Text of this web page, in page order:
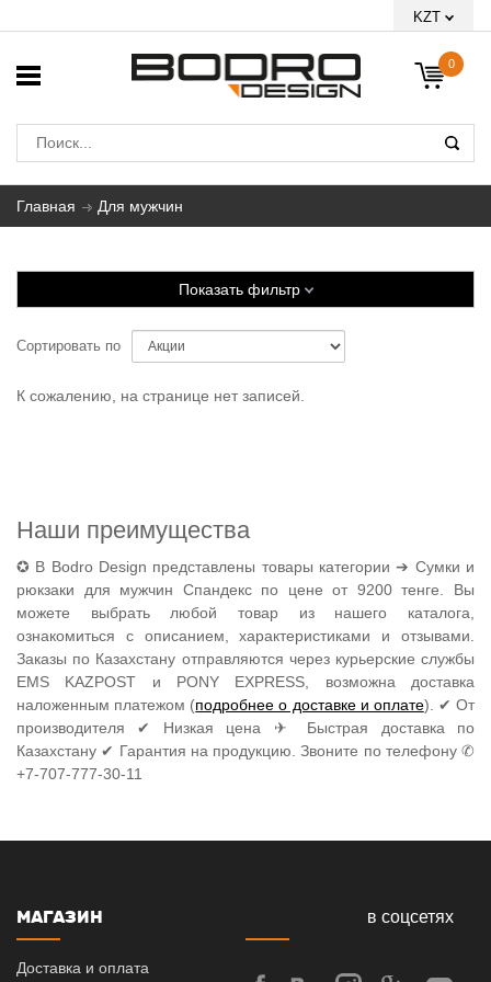
KZT
0
Главная Для мужчин
Показать фильтр
Сортировать по
К сожалению, на странице нет записей.
Наши преимущества
✪ В Bodro Design представлены товары категории ➔ Сумки и
рюкзаки для мужчин Спандекс по цене от 9200 тенге. Вы
можете выбрать любой товар из нашего каталога,
ознакомиться с описанием, характеристиками и отзывами.
Заказы по Казахстану отправляются через курьерские службы
EMS KAZPOST и PONY EXPRESS, возможна доставка
наложенным платежом (подробнее о доставке и оплате). ✔ От
производителя ✔ Низкая цена ✈ Быстрая доставка по
Казахстану ✔ Гарантия на продукцию. Звоните по телефону ✆
+7-707-777-30-11
в соцсетях
МАГАЗИН
Доставка и оплата